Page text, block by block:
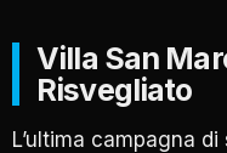
Villa San
Risvegliato
L’ultima campagna